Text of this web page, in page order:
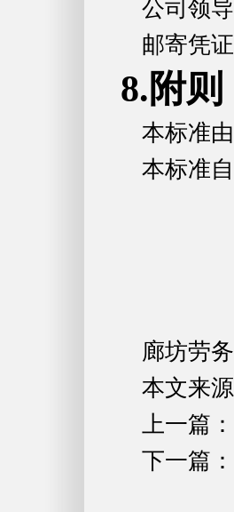
公司领
邮寄凭
8.附则
本标准
本标准
廊坊劳
本文来
上一篇：
下一篇：